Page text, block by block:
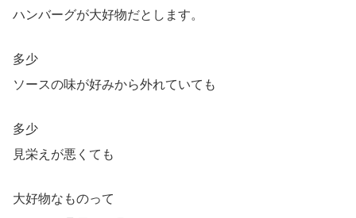
ハンバーグが大好物だとします。
多少
ソースの味が好みから外れていても
多少
見栄えが悪くても
大好物なものって